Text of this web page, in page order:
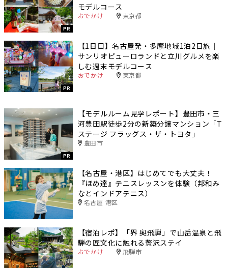
PR
モデルコース
おでかけ 東京都
PR
【1日目】名古屋発・多摩地域1泊2日旅｜
サンリオピューロランドと立川グルメを楽
しむ週末モデルコース
おでかけ 東京都
PR
【モデルルーム見学レポート】豊田市・三
河豊田駅徒歩2分の新築分譲マンション「T
ステージ フラッグス・ザ・トヨタ」
豊田市
【名古屋・港区】はじめてでも大丈夫！
『ほめ達』テニスレッスンを体験（邦和み
なとインドアテニス）
名古屋 港区
【宿泊レポ】「界 奥飛騨」で山岳温泉と飛
騨の匠文化に触れる贅沢ステイ
おでかけ 飛騨市